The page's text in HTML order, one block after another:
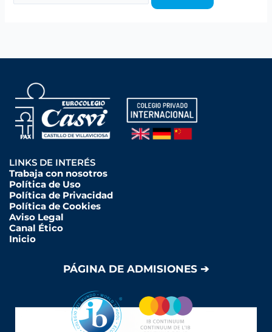
LINKS DE INTERÉS
Trabaja con nosotros
Política de Uso
Política de Privacidad
Política de Cookies
Aviso Legal
Canal Ético
Inicio
PÁGINA DE ADMISIONES ➔